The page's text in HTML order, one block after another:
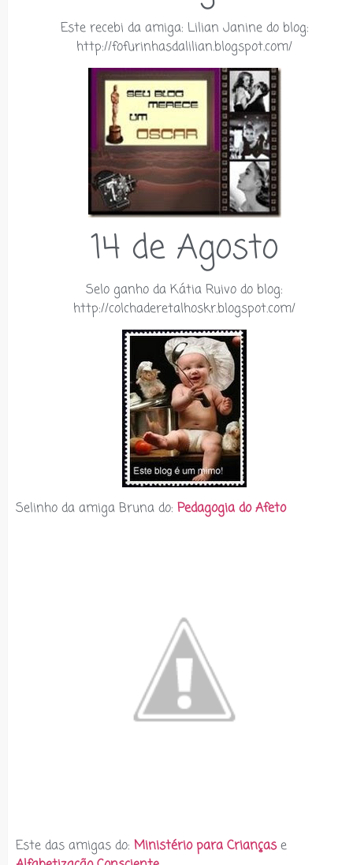
Este recebi da amiga: Lilian Janine do blog:
http://fofurinhasdalilian.blogspot.com/
14 de Agosto
Selo ganho da Kátia Ruivo do blog:
http://colchaderetalhoskr.blogspot.com/
Selinho da amiga Bruna do: Pedagogia do Afeto
Este das amigas do: Ministério para Criançase